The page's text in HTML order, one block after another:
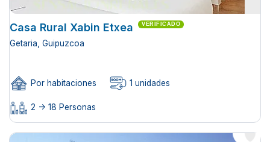
Casa Rural Xabin Etxea VERIFICADO
Getaria, Guipuzcoa
Por habitaciones 1 unidades
2 -> 18 Personas